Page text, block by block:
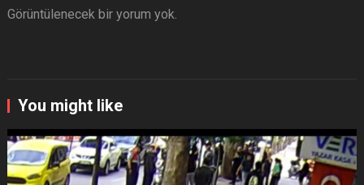
Görüntülenecek bir yorum yok.
You might like